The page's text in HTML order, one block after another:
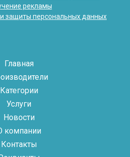
рекламы
защиты персональных данных
Главная
Категории
Услуги
Новости
компании
Контакты